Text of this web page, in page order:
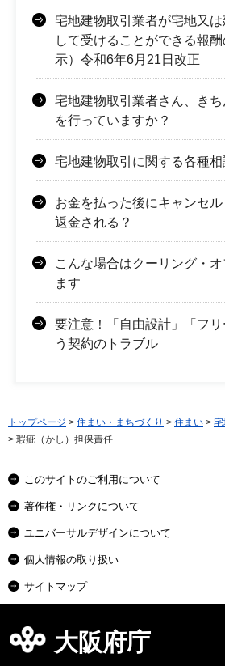
宅地建物取引業者が宅地又
して受けることができる報
示）令和6年6月21日改正
宅地建物取引業者さん、き
を行っていますか？
宅地建物取引に関する各種相
お金を払った後にキャンセ
返金される？
こんな場合はクーリング・
ます
要注意！「自由設計」「フ
う契約のトラブル
トップページ > 住まい・まちづくり > 住まい > 宅
> 瑕疵（かし）担保責任
このサイトのご利用について
著作権・リンクについて
ユニバーサルデザインについて
個人情報の取り扱い
サイトマップ
大阪府庁